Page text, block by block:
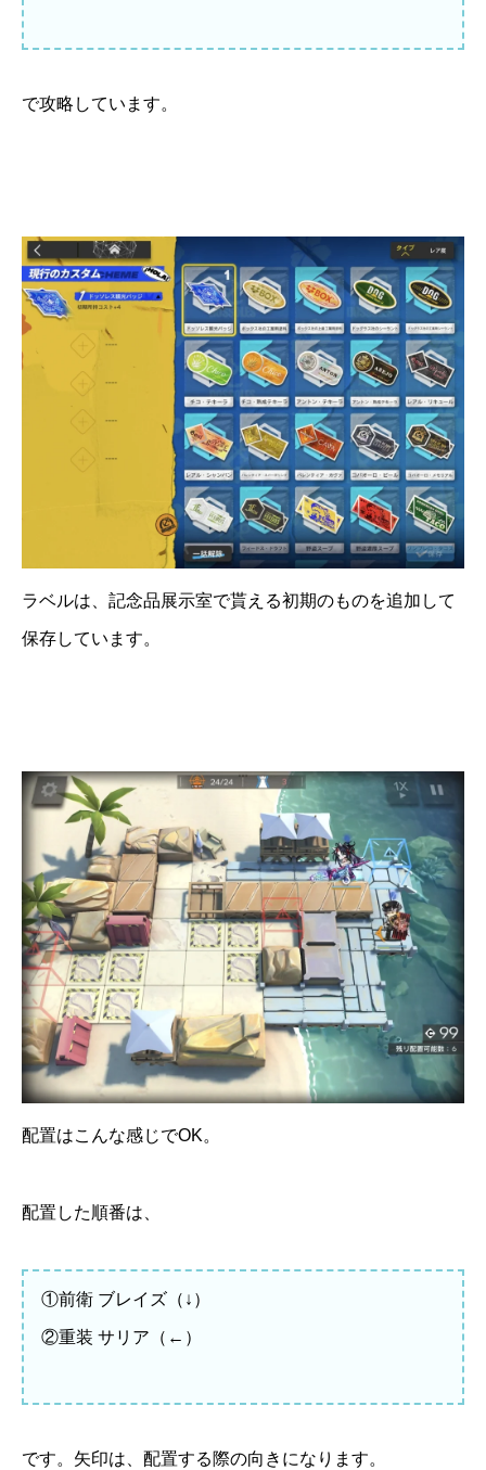
で攻略しています。
ラベルは、記念品展示室で貰える初期のものを追加して
保存しています。
配置はこんな感じでOK。
配置した順番は、
①前衛 ブレイズ（↓）
②重装 サリア（←）
です。矢印は、配置する際の向きになります。